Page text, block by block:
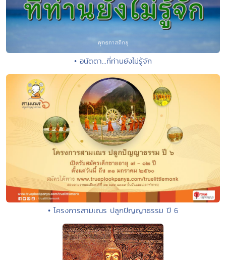
• อนัตตา...ที่ท่านยังไม่รู้จัก
• โครงการสามเณร ปลูกปัญญาธรรม ปี 6